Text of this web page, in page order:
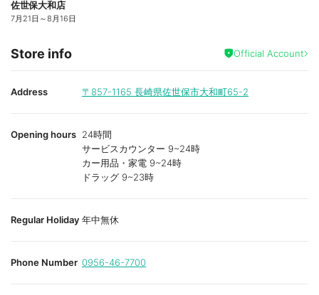
佐世保大和店
7月21日 ～8月16日
Store info Official Account
Address 〒857-1165 長崎県佐世保市大和町65-2
Opening hours 24時間
サービスカウンター 9~24時
カー用品・家電 9~24時
ドラッグ 9~23時
Regular Holiday 年中無休
Phone Number 0956-46-7700